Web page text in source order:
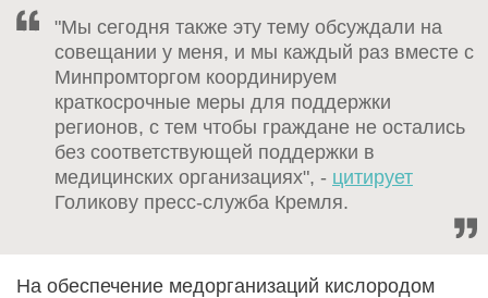
"Мы сегодня также эту тему обсуждали на
совещании у меня, и мы каждый раз вместе с
Минпромторгом координируем
краткосрочные меры для поддержки
регионов, с тем чтобы граждане не остались
без соответствующей поддержки в
медицинских организациях", - цитирует
Голикову пресс-служба Кремля.
На обеспечение медорганизаций кислородом